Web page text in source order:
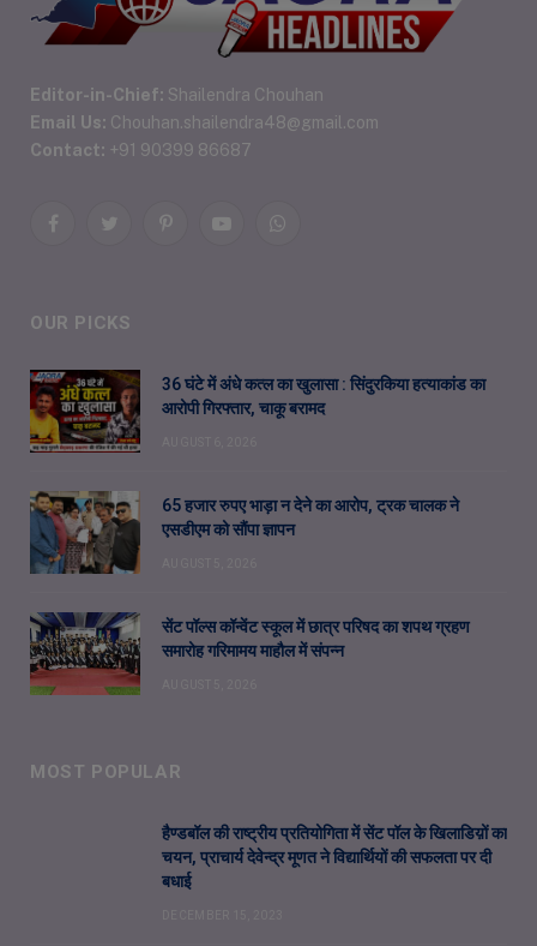
Editor-in-Chief: Shailendra Chouhan
Email Us: Chouhan.shailendra48@gmail.com
Contact: +91 90399 86687
FacebookTwitterPinterestYouTubeWhatsApp
OUR PICKS
36 घंटे में अंधे कत्ल का खुलासा : सिंदुरकिया हत्याकांड का
आरोपी गिरफ्तार, चाकू बरामद
65 हजार रुपए भाड़ा न देने का आरोप, ट्रक चालक ने
एसडीएम को सौंपा ज्ञापन
सेंट पॉल्स कॉन्वेंट स्कूल में छात्र परिषद का शपथ ग्रहण
समारोह गरिमामय माहौल में संपन्न
MOST POPULAR
हैण्डबॉल की राष्ट्रीय प्रतियोगिता में सेंट पॉल के खिलाडिय़ों का
चयन, प्राचार्य देवेन्द्र मूणत ने विद्यार्थियों की सफलता पर दी
बधाई